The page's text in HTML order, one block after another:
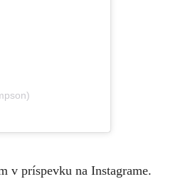
v príspevku na Instagrame.